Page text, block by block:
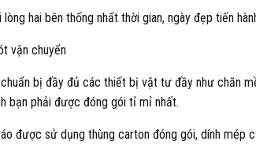
lòng hai bên thống nhất thời gian, ngày đẹp tiến
vận chuyển
bị đầy đủ các thiết bị vật tư đầy như chăn
bạn phải được đóng gói tỉ mỉ nhất.
được sử dụng thùng carton đóng gói, dính mép